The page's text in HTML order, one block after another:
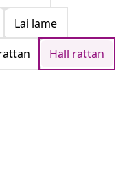
Lai lame
Hall rattan